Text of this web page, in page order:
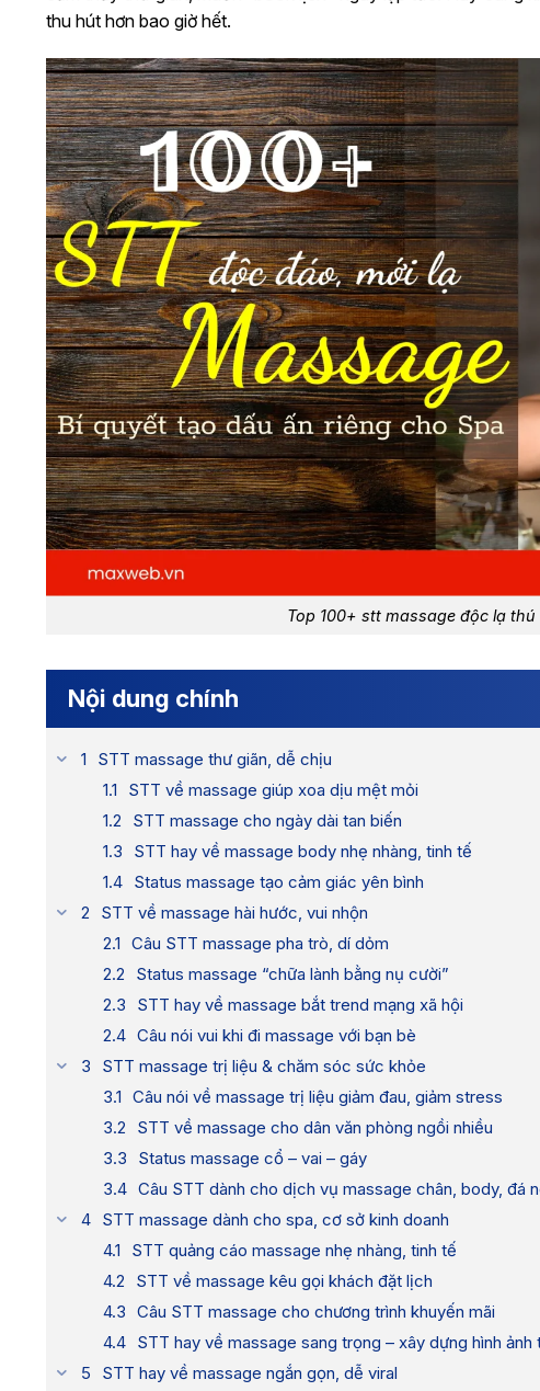
thu hút hơn bao giờ hết.
Top 100+ stt massage độc lạ
Nội dung chính
STT massage thư giãn, dễ chịu
STT về massage giúp xoa dịu mệt mỏi
STT massage cho ngày dài tan biến
STT hay về massage body nhẹ nhàng, tinh tế
Status massage tạo cảm giác yên bình
STT về massage hài hước, vui nhộn
Câu STT massage pha trò, dí dỏm
Status massage “chữa lành bằng nụ cười”
STT hay về massage bắt trend mạng xã hội
Câu nói vui khi đi massage với bạn bè
STT massage trị liệu & chăm sóc sức khỏe
Câu nói về massage trị liệu giảm đau, giảm stress
STT về massage cho dân văn phòng ngồi nhiều
Status massage cổ – vai – gáy
Câu STT dành cho dịch vụ massage chân, body, đá
STT massage dành cho spa, cơ sở kinh doanh
STT quảng cáo massage nhẹ nhàng, tinh tế
STT về massage kêu gọi khách đặt lịch
Câu STT massage cho chương trình khuyến mãi
STT hay về massage sang trọng – xây dựng hình ảnh
STT hay về massage ngắn gọn, dễ viral